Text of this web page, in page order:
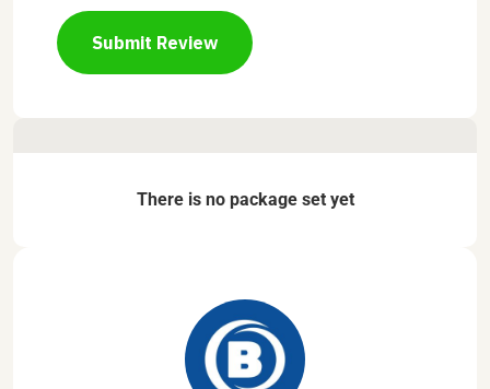
Submit Review
There is no package set yet